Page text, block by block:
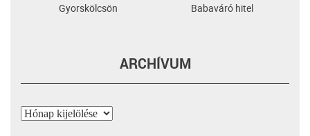
Gyorskölcsön Babaváró hitel
ARCHÍVUM
Archívum